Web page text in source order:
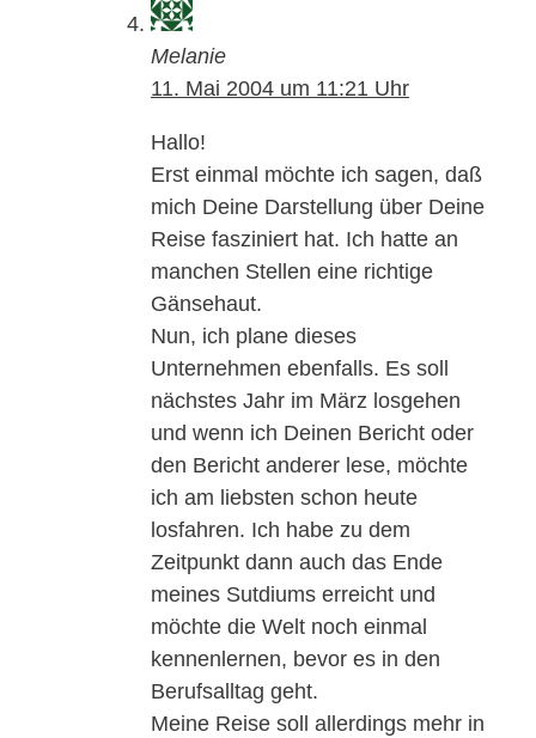
Melanie
11. Mai 2004 um 11:21 Uhr
Hallo!
Erst einmal möchte ich sagen, daß
mich Deine Darstellung über Deine
Reise fasziniert hat. Ich hatte an
manchen Stellen eine richtige
Gänsehaut.
Nun, ich plane dieses
Unternehmen ebenfalls. Es soll
nächstes Jahr im März losgehen
und wenn ich Deinen Bericht oder
den Bericht anderer lese, möchte
ich am liebsten schon heute
losfahren. Ich habe zu dem
Zeitpunkt dann auch das Ende
meines Sutdiums erreicht und
möchte die Welt noch einmal
kennenlernen, bevor es in den
Berufsalltag geht.
Meine Reise soll allerdings mehr in